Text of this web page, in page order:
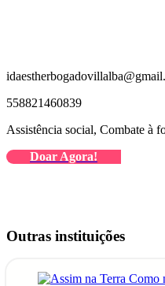
558821460839
Assistência social, Combate à
Doar Agora!
Outras instituições